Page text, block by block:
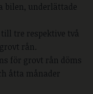
bilen, underlättade
tre respektive två
rån.
för grovt rån döms
åtta månader